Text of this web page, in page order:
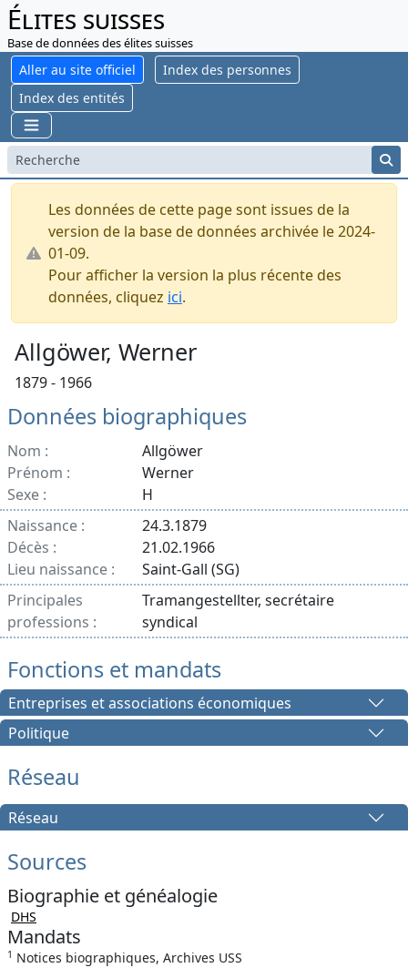
Élites suisses
Base de données des élites suisses
Aller au site officiel
Index des personnes
Index des entités
Les données de cette page sont issues de la
version de la base de données archivée le 2024-
01-09.
Pour afficher la version la plus récente des
données, cliquez ici.
Allgöwer, Werner
1879 - 1966
Données biographiques
Nom :
Allgöwer
Prénom :
Werner
Sexe :
H
Naissance :
24.3.1879
Décès :
21.02.1966
Lieu naissance :
Saint-Gall (SG)
Principales
professions :
Tramangestellter, secrétaire
syndical
Fonctions et mandats
Entreprises et associations économiques
Politique
Réseau
Réseau
Sources
Biographie et généalogie
DHS
Mandats
1 Notices biographiques, Archives USS